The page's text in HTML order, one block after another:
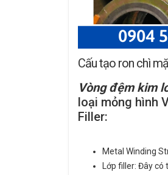
Cấu tạo ron chì
Vòng đệm kim
loại mỏng hình
Filler:
Metal Winding
Lớp filler: Đây có